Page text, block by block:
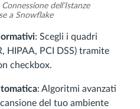
dell’Istanze
a Snowflake
: Scegli i quadri
HIPAA, PCI DSS) tramite
checkbox.
: Algoritmi avanzati
del tuo ambiente